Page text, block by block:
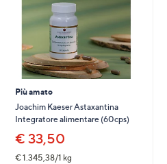
Più amato
Joachim Kaeser Astaxantina
Integratore alimentare (60cps)
€ 33,50
€ 1.345,38/1 kg